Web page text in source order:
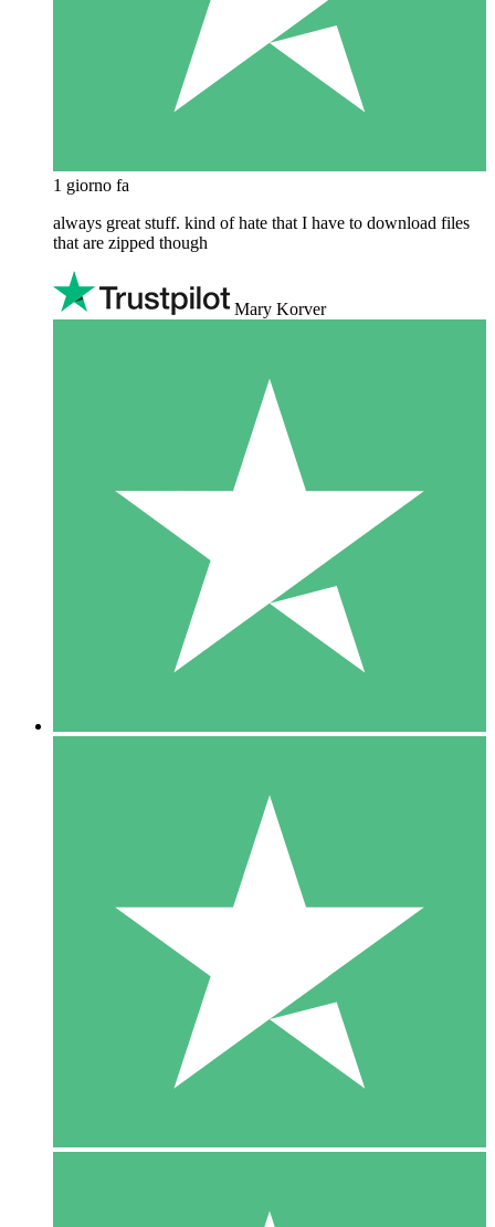
1 giorno fa
always great stuff. kind of hate that I have to download files
that are zipped though
Mary Korver